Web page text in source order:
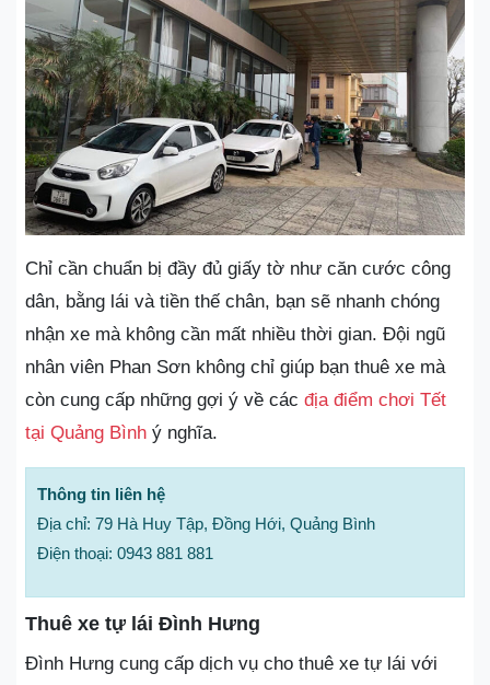
Chỉ cần chuẩn bị đầy đủ giấy tờ như căn cước công
dân, bằng lái và tiền thế chân, bạn sẽ nhanh chóng
nhận xe mà không cần mất nhiều thời gian. Đội ngũ
nhân viên Phan Sơn không chỉ giúp bạn thuê xe mà
còn cung cấp những gợi ý về các địa điểm chơi Tết
tại Quảng Bình ý nghĩa.
Thông tin liên hệ
Địa chỉ: 79 Hà Huy Tập, Đồng Hới, Quảng Bình
Điện thoại: 0943 881 881
Thuê xe tự lái Đình Hưng
Đình Hưng cung cấp dịch vụ cho thuê xe tự lái với